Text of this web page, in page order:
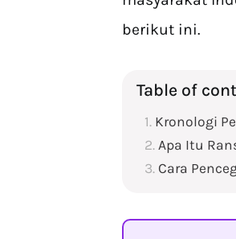
berikut ini.
Table of
Kronologi
Apa Itu
Cara